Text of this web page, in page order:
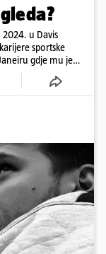
u Davis
sportske
gdje mu je